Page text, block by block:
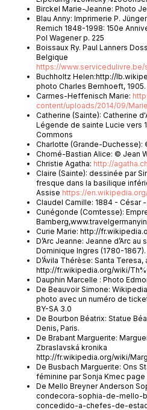
Birckel Marie-Jeanne: Photo
Blau Anny: Imprimerie P.
Remich 1848-1998: 150e
Pol Wagener p. 225
Boissaux Ry. Paul Lanners
Belgique
https://
Buchholtz Helen:http://
photo Charles Bernhoeft, 1905.
Carmes-Heffenisch Marie:
content/uploads/2014/09/
Catherine (Sainte): Catherine
Légende de sainte Lucie vers
Commons
Charlotte (Grande-Duchesse):
Chomé-Bastian Alice: © Jean
Christie Agatha: http://
Claire (Sainte): dessinée par
fresque dans la basilique
Assise https://
Claudel Camille: 1884 - César
Cunégonde (Comtesse):
Curie Marie: http://
D’Arc Jeanne: Jeanne d’Arc
Dominique Ingres (1780-1867).
D’Ávila Thérèse: Santa Teresa,
http://fr.wikipedia.org/wiki/
Dauphin Marcelle : Photo
De Beauvoir Simone:
photo avec un numéro de
BY-SA 3.0
De Bourbon Béatrix: Statue
Denis, Paris.
De Brabant Marguerite:
Zbraslavská kronika
http://fr.wikipedia.org/wiki/
De Busbach Marguerite: Ons
féminine par Sonja Kmec page
De Mello Breyner Anderson
condecora-sophia-de-mello-
concedido-a-chefes-de-